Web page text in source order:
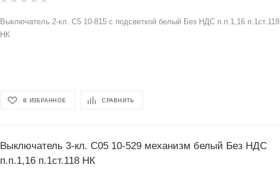
Выключатель 2-кл. С5 10-815 с подсветкой белый Без НДС п.п.1,16 п.1ст.118
НК
В ИЗБРАННОЕ СРАВНИТЬ
Выключатель 3-кл. С05 10-529 механизм белый Без НДС
п.п.1,16 п.1ст.118 НК